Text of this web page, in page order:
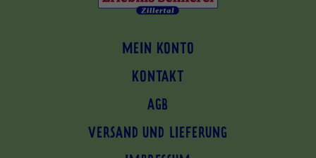
MEIN KONTO
KONTAKT
AGB
VERSAND UND LIEFERUNG